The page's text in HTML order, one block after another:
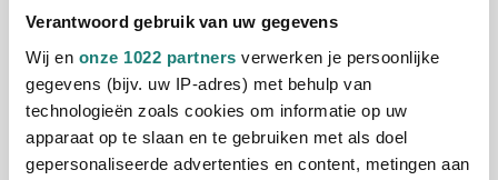
Verantwoord gebruik van uw gegevens
Wij en onze 1022 partners verwerken je persoonlijke
gegevens (bijv. uw IP-adres) met behulp van
technologieën zoals cookies om informatie op uw
apparaat op te slaan en te gebruiken met als doel
gepersonaliseerde advertenties en content, metingen aan
Met je bedrijfslogo op de voorkant
Met een pakkende slogan of boodschap
Door de ruime bedrukkingsmogelijkheden komt jouw
merk optimaal tot zijn recht op dit praktische
notitieblok.